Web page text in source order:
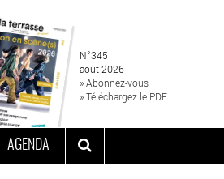
N°345
août 2026
» Abonnez-vous
» Téléchargez le PDF
AGENDA